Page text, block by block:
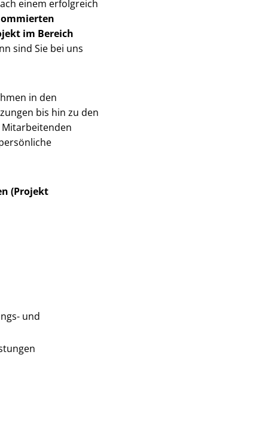
einem erfolgreich
im Bereich
sind Sie bei uns
in den
bis hin zu den
(Projekt
und